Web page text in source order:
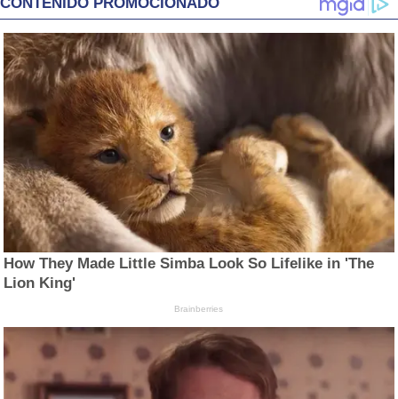
How They Made Little Simba Look So Lifelike in 'The
Lion King'
Brainberries